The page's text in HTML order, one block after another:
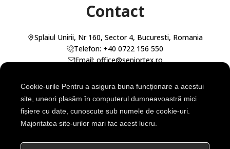
Contact
Splaiul Unirii, Nr 160, Sector 4, Bucuresti, Romania
Telefon: +40 0722 156 550
Email: office@seniortex.ro
SENIOR TEX SRL
Cookie-urile Pentru a asigura buna funcționare a acestui
site, uneori plasăm în computerul dumneavoastră mici
fișiere cu date, cunoscute sub numele de cookie-uri.
Majoritatea site-urilor mari fac acest lucru.